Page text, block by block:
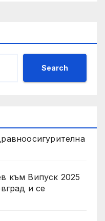
Search
към Випуск 2025
и се